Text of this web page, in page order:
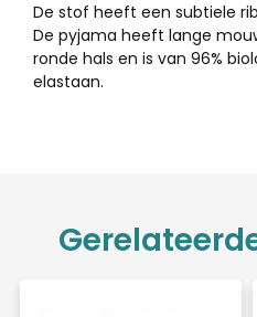
De stof heeft een subtiele
De pyjama heeft lange
ronde hals en is van 96%
elastaan.